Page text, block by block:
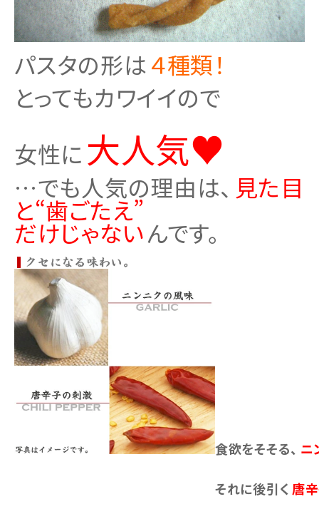
パスタの形は４種類！
とってもカワイイので
女性に 大人気♥
…でも人気の理由は、 見た目
と“歯ごたえ”
だけじゃないんです。
食欲をそそる、 ニ
それに後引く 唐